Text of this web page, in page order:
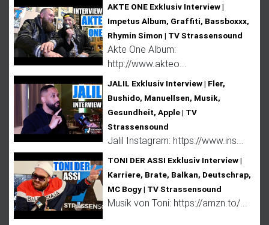
AKTE ONE Exklusiv Interview |
Impetus Album, Graffiti, Bassboxxx,
Rhymin Simon | TV Strassensound
Akte One Album:
http://www.akteo...
JALIL Exklusiv Interview | Fler,
Bushido, Manuellsen, Musik,
Gesundheit, Apple | TV
Strassensound
Jalil Instagram: https://www.ins...
TONI DER ASSI Exklusiv Interview |
Karriere, Brate, Balkan, Deutschrap,
MC Bogy | TV Strassensound
Musik von Toni: https://amzn.to/...